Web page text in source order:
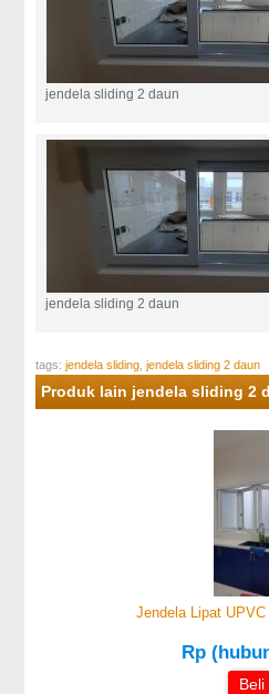
jendela sliding 2 daun
jendela sliding 2 daun
tags:jendela sliding ,jendela sliding 2 daun
Produk lain jendela sliding 2
Jendela Lipat
Rp
Beli